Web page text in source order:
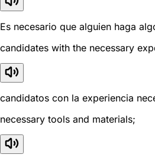
Es necesario que alguien haga
candidates with the necessary
candidatos con la experiencia
necessary tools and materials;